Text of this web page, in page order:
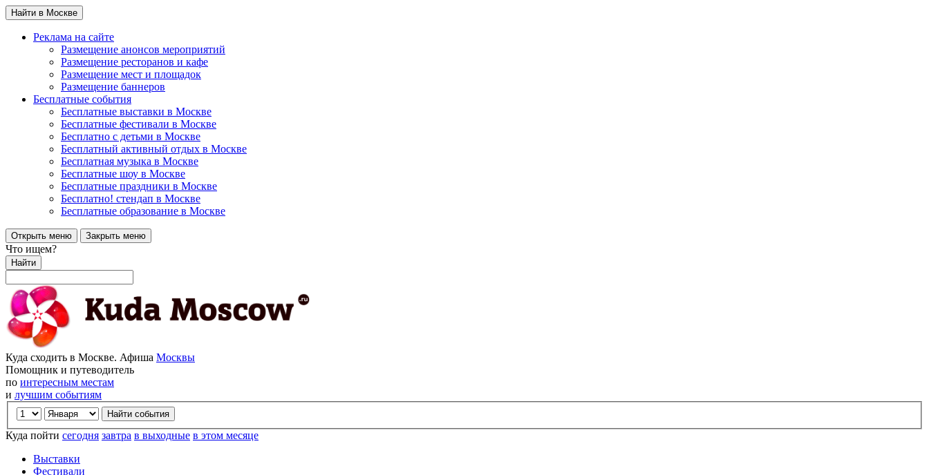
Найти в Москве
Реклама на сайте
Размещение анонсов мероприятий
Размещение ресторанов и кафе
Размещение мест и площадок
Размещение баннеров
Бесплатные события
Бесплатные выставки в Москве
Бесплатные фестивали в Москве
Бесплатно с детьми в Москве
Бесплатный активный отдых в Москве
Бесплатная музыка в Москве
Бесплатные шоу в Москве
Бесплатные праздники в Москве
Бесплатно! стендап в Москве
Бесплатные образование в Москве
Открыть меню Закрыть меню
Что ищем?
Найти
Куда сходить в Москве. Афиша Москвы
Помощник и путеводитель
по интересным местам
и лучшим событиям
Куда пойти сегодня завтра в выходные в этом месяце
Выставки
Фестивали